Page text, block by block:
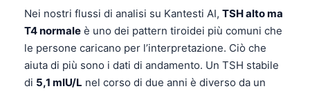
Nei nostri flussi di analisi su Kantesti AI, TSH alto ma
T4 normale è uno dei pattern tiroidei più comuni che
le persone caricano per l’interpretazione. Ciò che
aiuta di più sono i dati di andamento. Un TSH stabile
di 5,1 mIU/L nel corso di due anni è diverso da un
Galego
Latviešu valoda
Македонски јазик
Euskara